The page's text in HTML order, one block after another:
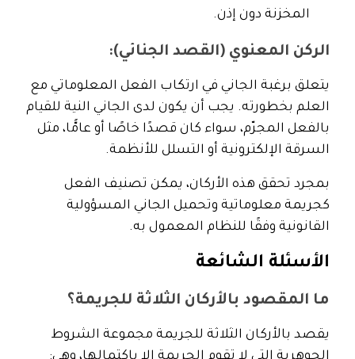
المخزنة دون إذن.
الركن المعنوي (القصد الجنائي):
يتعلق برغبة الجاني في ارتكاب الفعل المعلوماتي مع
العلم بخطورته. يجب أن يكون لدى الجاني النية للقيام
بالفعل المجرّم، سواء كان قصدًا خاصًا أو عامًّا، مثل
السرقة الإلكترونية أو التسلل للأنظمة.
بمجرد تحقق هذه الأركان، يمكن تصنيف الفعل
كجريمة معلوماتية وتحميل الجاني المسؤولية
القانونية وفقًا للنظام المعمول به.
الأسئلة الشائعة
ما المقصود بالأركان الثلاثة للجريمة؟
يقصد بالأركان الثلاثة للجريمة مجموعة الشروط